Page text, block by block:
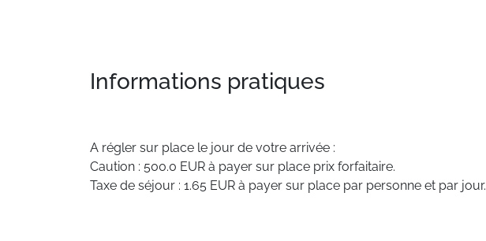
Informations pratiques
A régler sur place le jour de votre arrivée :
Caution : 500.0 EUR à payer sur place prix forfaitaire.
Taxe de séjour : 1.65 EUR à payer sur place par personne et par jour.